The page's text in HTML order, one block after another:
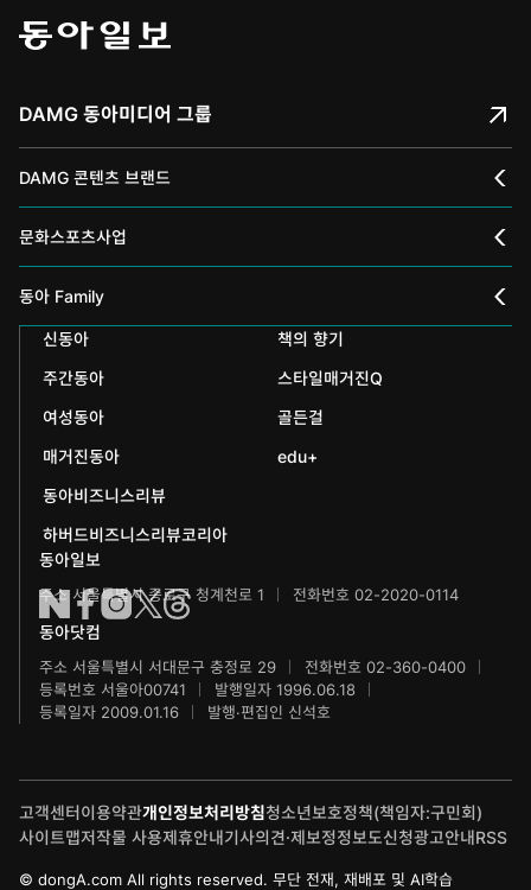
DAMG 동아미디어 그룹
DAMG 콘텐츠 브랜드
채널A
스포츠동아
어린이동아
에듀동아
어린이과학동아
수학동아
어린이수학동아
IT동아
문화스포츠사업
동아 신춘문예
동아국악콩쿠르
동아뮤지컬콩쿠르
동아무용콩쿠르
동아주니어음악콩쿠르
동아주니어국악콩쿠르
동아마라톤
동아연극상
제주 국제사진공모전
동아 Family
인촌기념회
신문박물관
화정평화재단
하서학술재단
신동아
책의 향기
주간동아
스타일매거진Q
여성동아
골든걸
매거진동아
edu+
동아비즈니스리뷰
하버드비즈니스리뷰코리아
동아일보
주소 서울특별시 종로구 청계천로 1 전화번호 02-2020-0114
동아닷컴
주소 서울특별시 서대문구 충정로 29
전화번호 02-360-0400
등록번호 서울아00741
발행일자 1996.06.18
등록일자 2009.01.16
발행·편집인 신석호
고객센터이용약관개인정보처리방침청소년보호정책(책임자:구민회)
사이트맵저작물 사용제휴안내기사의견·제보정정보도신청광고안내RSS
© dongA.com All rights reserved. 무단 전재, 재배포 및 AI학습